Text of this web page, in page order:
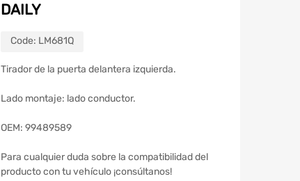
DAILY
Code: LM681Q
Tirador de la puerta delantera izquierda.
Lado montaje: lado conductor.
OEM: 99489589
Para cualquier duda sobre la compatibilidad del
producto con tu vehículo ¡consúltanos!